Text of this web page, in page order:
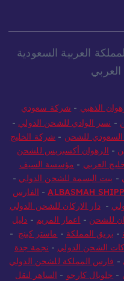
العربية السعودية
الذهبي-
شركة سعودي
-نسر الوادي للشحن الدولي-
السعودي للشحن-شركة الخليج
- الرهوان أكسبريس للشحن
العربي -مؤسسة السيف
-بيت البسمة للشحن الدولي-
ALBASMAH
-الفارس
-دار الاركان للشحن الدولي
للشحن-اعمار المريم -دليل
-بريق المملكة- ماستر كينج-
الشحن الدولي -نجمة جدة
- فارس المملكة للشحن الدولي